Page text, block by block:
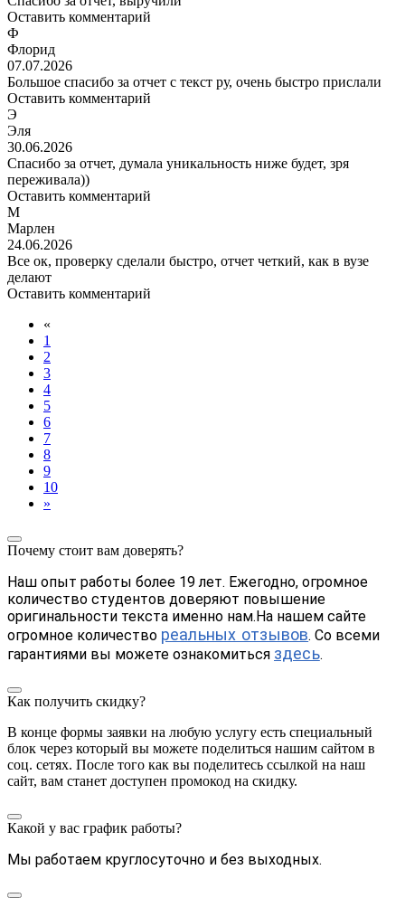
Оставить комментарий
Ф
Флорид
07.07.2026
Большое спасибо за отчет с текст ру, очень быстро прислали
Оставить комментарий
Э
Эля
30.06.2026
Спасибо за отчет, думала уникальность ниже будет, зря
переживала))
Оставить комментарий
М
Марлен
24.06.2026
Все ок, проверку сделали быстро, отчет четкий, как в вузе
делают
Оставить комментарий
«
1
2
3
4
5
6
7
8
9
10
»
Почему стоит вам доверять?
Наш опыт работы более 19 лет. Ежегодно, огромное
количество студентов доверяют повышение
оригинальности текста именно нам.На нашем сайте
огромное количество реальных отзывов. Со всеми
гарантиями вы можете ознакомиться здесь.
Как получить скидку?
В конце формы заявки на любую услугу есть специальный
блок через который вы можете поделиться нашим сайтом в
соц. сетях. После того как вы поделитесь ссылкой на наш
сайт, вам станет доступен промокод на скидку.
Какой у вас график работы?
Мы работаем круглосуточно и без выходных.